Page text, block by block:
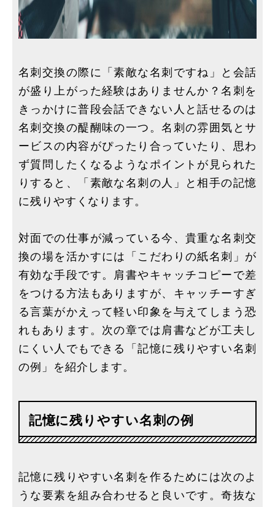
名刺交換の際に「素敵な名刺ですね」と会話
が盛り上がった経験はありませんか？名刺を
きっかけに普段会話できない人と話せるのは
名刺交換の醍醐味の一つ。名刺の雰囲気とサ
ービスの内容がぴったり合っていたり、思わ
ず質問したくなるようなポイントが見られた
りすると、「素敵な名刺の人」と相手の記憶
に残りやすくなります。
対面での仕事が減っている今、貴重な名刺交
換の場を活かすには「こだわりの紙名刺」が
有効な手段です。肩書やキャッチコピーで差
をつける方法もありますが、キャッチーすぎ
る言葉がかえって軽い印象を与えてしまう恐
れもあります。次の章では肩書などが工夫し
にくい人でもできる「記憶に残りやすい名刺
の例」を紹介します。
記憶に残りやすい名刺の例
記憶に残りやすい名刺を作るためには次のよ
うな要素を組み合わせると良いです。奇抜な